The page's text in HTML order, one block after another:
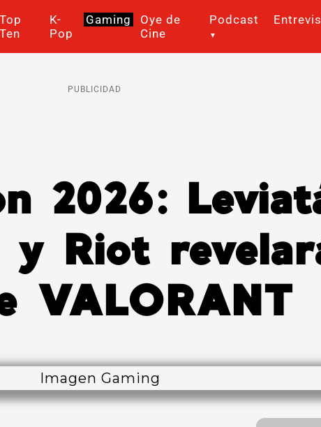
Top
Ten
K-
Pop
Gaming
Oye de
Cine
Podcast
PUBLICIDAD
2026:
Riot
VALORANT